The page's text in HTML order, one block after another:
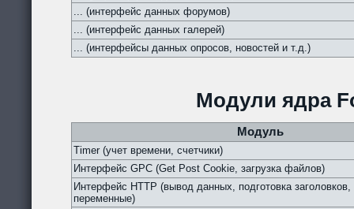
... (интерфейс данных форумов)
... (интерфейс данных галерей)
... (интерфейсы данных опросов, новостей и т.д.)
Модули ядра
Модуль
Timer (учет времени, счетчики)
Интерфейс GPC (Get Post Cookie, загрузка файлов)
Интерфейс HTTP (вывод данных, подготовка
переменные)